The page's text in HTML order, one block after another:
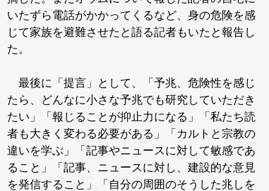
いたずら電話がかかってくるなど、身の危険を感
じて家族を避難させたと語る記者もいたと報告し
た。
最後に「提言」として、「予兆、危険性を感じ
たら、どんなに小さな予兆でも研究していただき
たい」「報じることが抑止力になる」「私たち読
者も大きく変わる必要がある」「カルトと宗教の
違いを学ぶ」「記事やニュースに対して敏感であ
ること」「記事、ニュースに対し、建設的な意見
を発信すること」「自分の周囲のそうした兆しを